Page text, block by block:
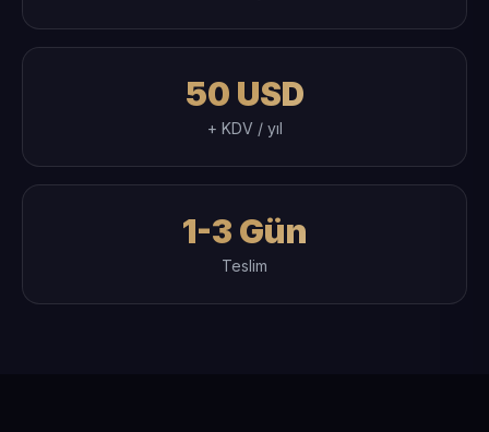
50 USD
+ KDV / yıl
1-3 Gün
Teslim